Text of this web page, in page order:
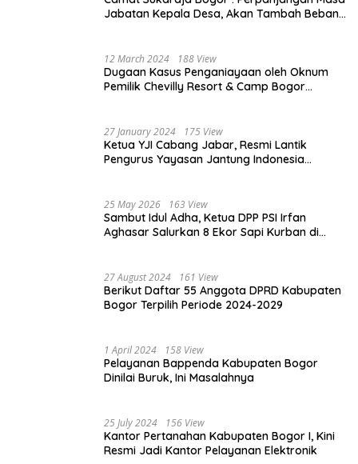
Jabatan Kepala Desa, Akan Tambah Beban
12 March 2024 188 View
Dugaan Kasus Penganiayaan oleh Oknum
Pemilik Chevilly Resort & Camp Bogor
27 January 2024 175 View
Ketua YJI Cabang Jabar, Resmi Lantik
Pengurus Yayasan Jantung Indonesia
25 May 2026 163 View
Sambut Idul Adha, Ketua DPP PSI Irfan
Aghasar Salurkan 8 Ekor Sapi Kurban di
27 August 2024 161 View
Berikut Daftar 55 Anggota DPRD Kabupaten
Bogor Terpilih Periode 2024-2029
1 April 2024 158 View
Pelayanan Bappenda Kabupaten Bogor
Dinilai Buruk, Ini Masalahnya
25 July 2024 156 View
Kantor Pertanahan Kabupaten Bogor I, Kini
Resmi Jadi Kantor Pelayanan Elektronik